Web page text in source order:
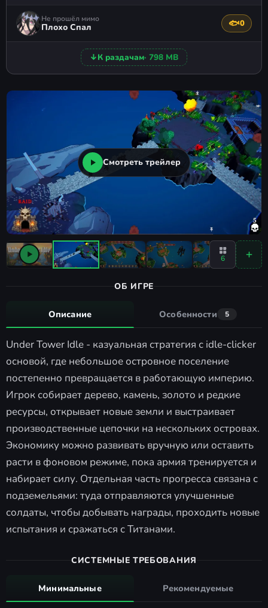
Не прошёл мимо
Плохо Спал 🐟0
↓К раздачам· 798 MB
Смотреть трейлер
6
ОБ ИГРЕ
Описание Особенности 5
Under Tower Idle - казуальная стратегия с idle-clicker
основой, где небольшое островное поселение
постепенно превращается в работающую империю.
Игрок собирает дерево, камень, золото и редкие
ресурсы, открывает новые земли и выстраивает
производственные цепочки на нескольких островах.
Экономику можно развивать вручную или оставить
расти в фоновом режиме, пока армия тренируется и
набирает силу. Отдельная часть прогресса связана с
подземельями: туда отправляются улучшенные
солдаты, чтобы добывать награды, проходить новые
испытания и сражаться с Титанами.
СИСТЕМНЫЕ ТРЕБОВАНИЯ
Минимальные Рекомендуемые